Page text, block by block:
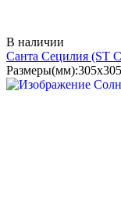
В наличии
Санта Сецилия (ST
Размеры(мм):